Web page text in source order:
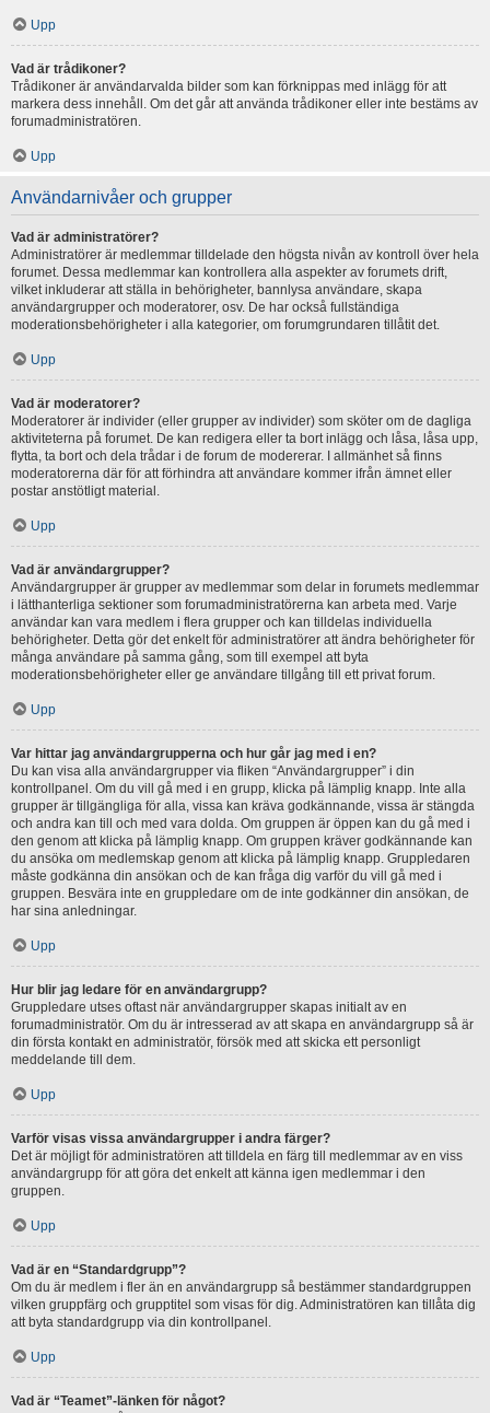
Upp
Vad är trådikoner?
Trådikoner är användarvalda bilder som kan förknippas med inlägg för att
markera dess innehåll. Om det går att använda trådikoner eller inte bestäms av
forumadministratören.
Upp
Användarnivåer och grupper
Vad är administratörer?
Administratörer är medlemmar tilldelade den högsta nivån av kontroll över hela
forumet. Dessa medlemmar kan kontrollera alla aspekter av forumets drift,
vilket inkluderar att ställa in behörigheter, bannlysa användare, skapa
användargrupper och moderatorer, osv. De har också fullständiga
moderationsbehörigheter i alla kategorier, om forumgrundaren tillåtit det.
Upp
Vad är moderatorer?
Moderatorer är individer (eller grupper av individer) som sköter om de dagliga
aktiviteterna på forumet. De kan redigera eller ta bort inlägg och låsa, låsa upp,
flytta, ta bort och dela trådar i de forum de modererar. I allmänhet så finns
moderatorerna där för att förhindra att användare kommer ifrån ämnet eller
postar anstötligt material.
Upp
Vad är användargrupper?
Användargrupper är grupper av medlemmar som delar in forumets medlemmar
i lätthanterliga sektioner som forumadministratörerna kan arbeta med. Varje
användar kan vara medlem i flera grupper och kan tilldelas individuella
behörigheter. Detta gör det enkelt för administratörer att ändra behörigheter för
många användare på samma gång, som till exempel att byta
moderationsbehörigheter eller ge användare tillgång till ett privat forum.
Upp
Var hittar jag användargrupperna och hur går jag med i en?
Du kan visa alla användargrupper via fliken “Användargrupper” i din
kontrollpanel. Om du vill gå med i en grupp, klicka på lämplig knapp. Inte alla
grupper är tillgängliga för alla, vissa kan kräva godkännande, vissa är stängda
och andra kan till och med vara dolda. Om gruppen är öppen kan du gå med i
den genom att klicka på lämplig knapp. Om gruppen kräver godkännande kan
du ansöka om medlemskap genom att klicka på lämplig knapp. Gruppledaren
måste godkänna din ansökan och de kan fråga dig varför du vill gå med i
gruppen. Besvära inte en gruppledare om de inte godkänner din ansökan, de
har sina anledningar.
Upp
Hur blir jag ledare för en användargrupp?
Gruppledare utses oftast när användargrupper skapas initialt av en
forumadministratör. Om du är intresserad av att skapa en användargrupp så är
din första kontakt en administratör, försök med att skicka ett personligt
meddelande till dem.
Upp
Varför visas vissa användargrupper i andra färger?
Det är möjligt för administratören att tilldela en färg till medlemmar av en viss
användargrupp för att göra det enkelt att känna igen medlemmar i den
gruppen.
Upp
Vad är en “Standardgrupp”?
Om du är medlem i fler än en användargrupp så bestämmer standardgruppen
vilken gruppfärg och grupptitel som visas för dig. Administratören kan tillåta dig
att byta standardgrupp via din kontrollpanel.
Upp
Vad är “Teamet”-länken för något?